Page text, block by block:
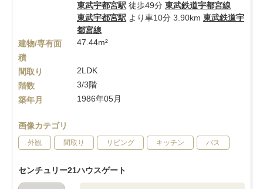
東武宇都宮駅 徒歩49分 東武鉄道宇都宮線
東武宇都宮駅 より車10分 3.90km 東武鉄道宇
都宮線
建物/専有面
積
47.44m²
間取り
2LDK
階数
3/3階
築年月
1986年05月
画像カテゴリ
外観 間取り リビング キッチン バス
センチュリー21ハウスゲート